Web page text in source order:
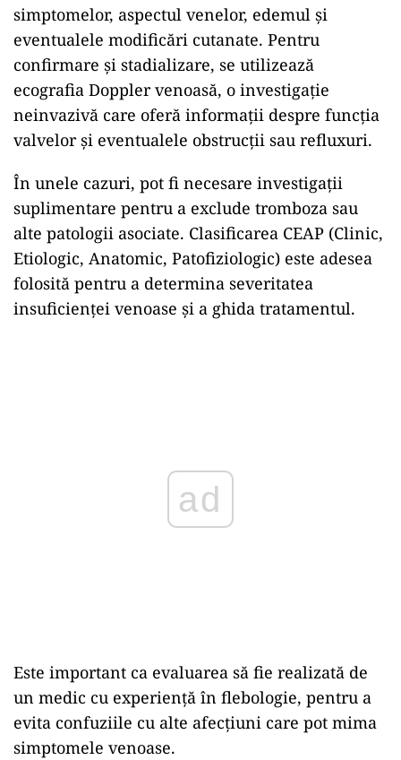
simptomelor, aspectul venelor, edemul și
eventualele modificări cutanate. Pentru
confirmare și stadializare, se utilizează
ecografia Doppler venoasă, o investigație
neinvazivă care oferă informații despre funcția
valvelor și eventualele obstrucții sau refluxuri.
În unele cazuri, pot fi necesare investigații
suplimentare pentru a exclude tromboza sau
alte patologii asociate. Clasificarea CEAP (Clinic,
Etiologic, Anatomic, Patofiziologic) este adesea
folosită pentru a determina severitatea
insuficienței venoase și a ghida tratamentul.
ad
Este important ca evaluarea să fie realizată de
un medic cu experiență în flebologie, pentru a
evita confuziile cu alte afecțiuni care pot mima
simptomele venoase.